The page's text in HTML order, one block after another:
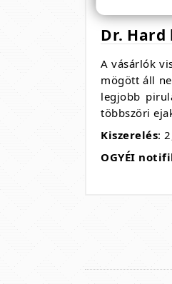
Dr. Hard
A vásárlók
mögött áll
legjobb
többszöri
Kiszerelés:
OGYÉI